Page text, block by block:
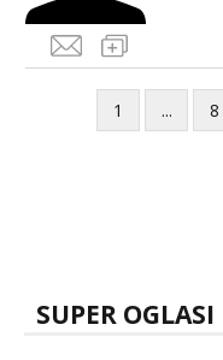
1 ... 8
SUPER OGLASI